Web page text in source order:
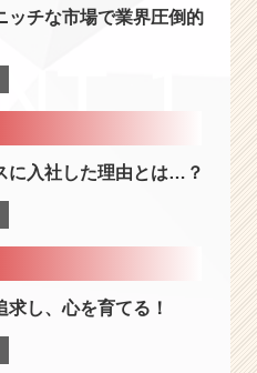
ッチな市場で業界圧倒的
に入社した理由とは…？
し、心を育てる！